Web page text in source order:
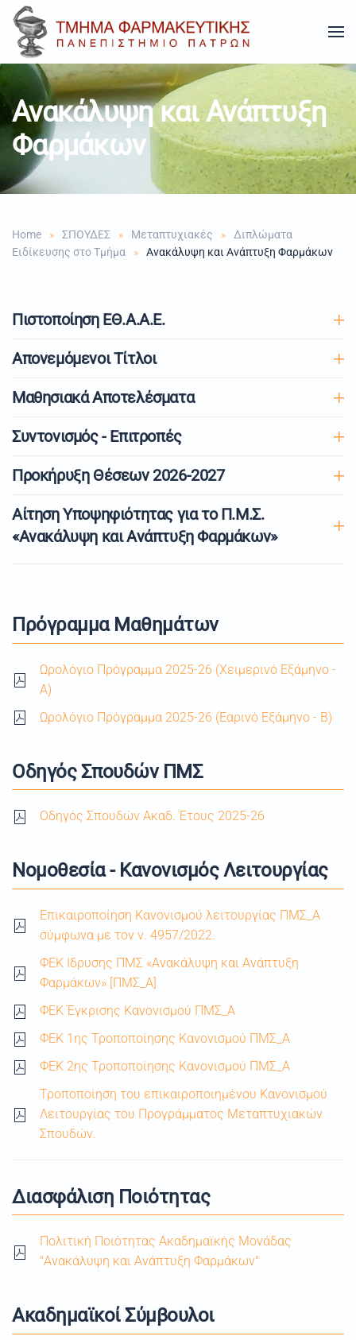
Skip to main content
Ανακάλυψη και Ανάπτυξη
Φαρμάκων
Home ΣΠΟΥΔΕΣ Μεταπτυχιακές
Διπλώματα
Ειδίκευσης στο Τμήμα
Ανακάλυψη και Ανάπτυξη Φαρμάκων
Πιστοποίηση ΕΘ.Α.Α.Ε.
Απονεμόμενοι Τίτλοι
Μαθησιακά Αποτελέσματα
Συντονισμός - Επιτροπές
Προκήρυξη Θέσεων 2026-2027
Αίτηση Υποψηφιότητας για το Π.Μ.Σ.
«Ανακάλυψη και Ανάπτυξη Φαρμάκων»
Πρόγραμμα Μαθημάτων
Ωρολόγιο Πρόγραμμα 2025-26 (Χειμερινό Εξάμηνο -
Α)
Ωρολόγιο Πρόγραμμα 2025-26 (Εαρινό Εξάμηνο - Β)
Οδηγός Σπουδών ΠΜΣ
Οδηγός Σπουδών Ακαδ. Έτους 2025-26
Νομοθεσία - Κανονισμός Λειτουργίας
Επικαιροποίηση Κανονισμού λειτουργίας ΠΜΣ_A
σύμφωνα με τον ν. 4957/2022.
ΦΕΚ Iδρυσης ΠΜΣ «Ανακάλυψη και Ανάπτυξη
Φαρμάκων» [ΠΜΣ_Α]
ΦΕΚ Έγκρισης Κανονισμού ΠΜΣ_Α
ΦΕΚ 1ης Τροποποίησης Κανονισμού ΠΜΣ_Α
ΦΕΚ 2ης Τροποποίησης Κανονισμού ΠΜΣ_Α
Τροποποίηση του επικαιροποιημένου Κανονισμού
Λειτουργίας του Προγράμματος Μεταπτυχιακών
Σπουδών.
Διασφάλιση Ποιότητας
Πολιτική Ποιότητας Ακαδημαϊκής Μονάδας
"Ανακάλυψη και Ανάπτυξη Φαρμάκων"
Ακαδημαϊκοί Σύμβουλοι